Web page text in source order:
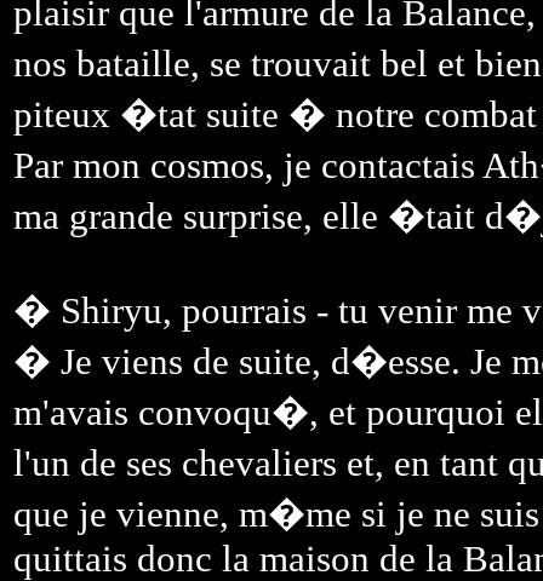
plaisir que l'armure de la
nos bataille, se trouvait bel et
piteux �tat suite � notre
Par mon cosmos, je contactais
ma grande surprise, elle �tait
� Shiryu, pourrais - tu venir me
� Je viens de suite, d�esse. Je
m'avais convoqu�, et pourquoi
l'un de ses chevaliers et, en
que je vienne, m�me si je ne
quittais donc la maison de la